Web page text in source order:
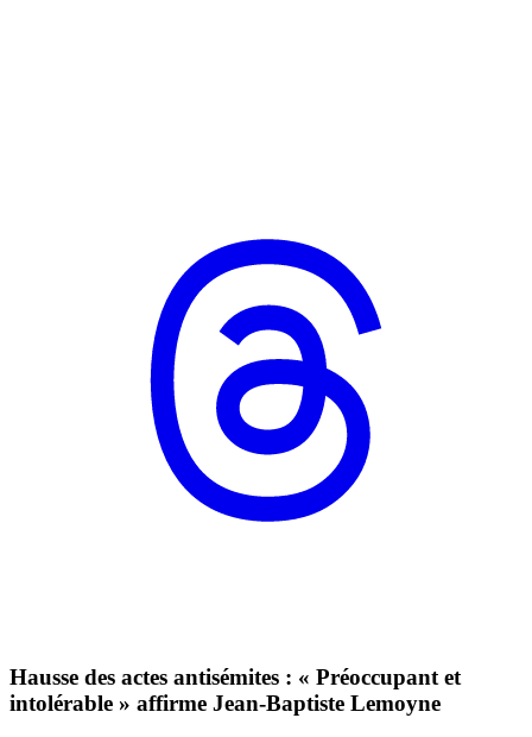
Hausse des actes antisémites : « Préoccupant et
intolérable » affirme Jean-Baptiste Lemoyne